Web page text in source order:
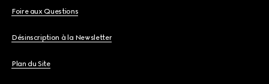
Foire aux Questions
Désinscription à la Newsletter
Plan du Site